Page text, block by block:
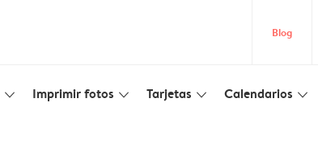
Blog
slim_arrow_down Imprimir fotos slim_arrow_down Tarjetas slim_arrow_down Calendarios slim_arrow_down